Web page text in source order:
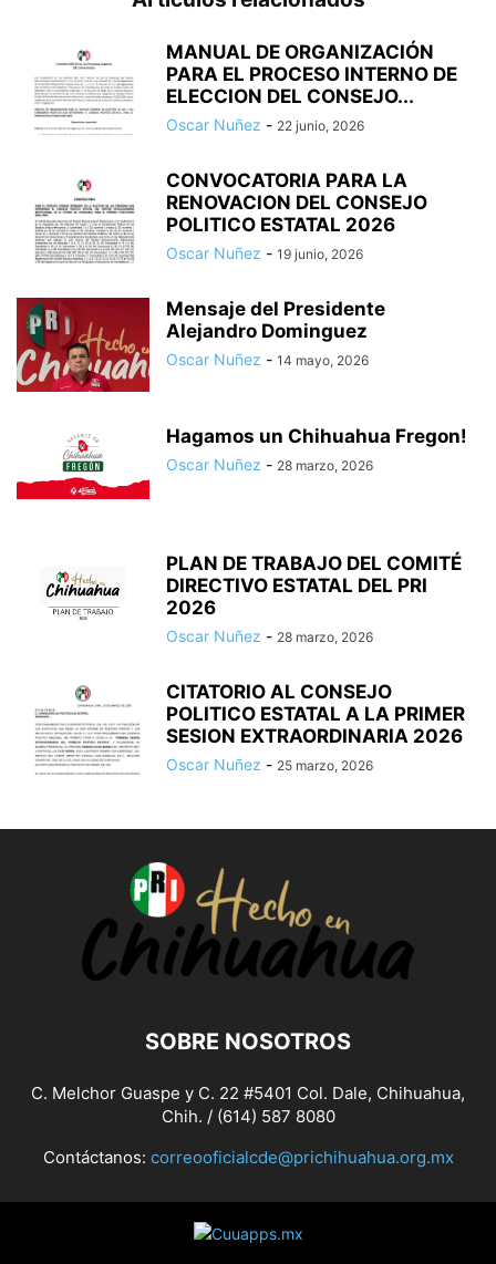
MANUAL DE ORGANIZACIÓN
PARA EL PROCESO INTERNO DE
ELECCION DEL CONSEJO...
Oscar Nuñez - 22 junio, 2026
CONVOCATORIA PARA LA
RENOVACION DEL CONSEJO
POLITICO ESTATAL 2026
Oscar Nuñez - 19 junio, 2026
Mensaje del Presidente
Alejandro Dominguez
Oscar Nuñez - 14 mayo, 2026
Hagamos un Chihuahua Fregon!
Oscar Nuñez - 28 marzo, 2026
PLAN DE TRABAJO DEL COMITÉ
DIRECTIVO ESTATAL DEL PRI
2026
Oscar Nuñez - 28 marzo, 2026
CITATORIO AL CONSEJO
POLITICO ESTATAL A LA PRIMER
SESION EXTRAORDINARIA 2026
Oscar Nuñez - 25 marzo, 2026
SOBRE NOSOTROS
C. Melchor Guaspe y C. 22 #5401 Col. Dale, Chihuahua,
Chih. / (614) 587 8080
Contáctanos: correooficialcde@prichihuahua.org.mx